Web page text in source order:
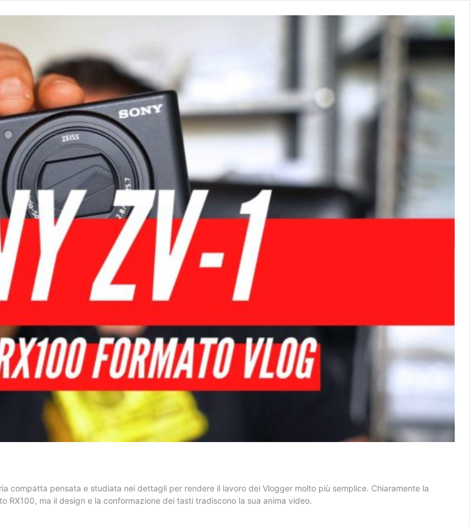
compatta pensata e studiata nei dettagli per rendere il lavoro dei Vlogger molto più semplice. Chiaramente la
ma il design e la conformazione dei tasti tradiscono la sua anima video.